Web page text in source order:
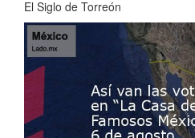
El Siglo de Torreón